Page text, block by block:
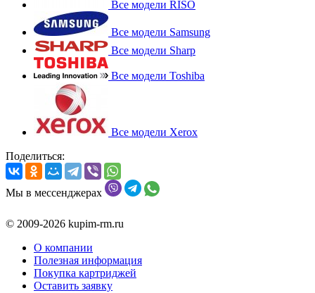
Все модели RISO
Все модели Samsung
Все модели Sharp
Все модели Toshiba
Все модели Xerox
Поделиться:
Мы в мессенджерах
© 2009-2026 kupim-rm.ru
О компании
Полезная информация
Покупка картриджей
Оставить заявку